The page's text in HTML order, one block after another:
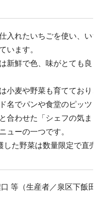
入れたいちごを使い、い
います。
新鮮で色、味がとても良
小麦や野菜も育てており
名でパンや食堂のピッツ
合わせた「シェフの気ま
ューの一つです。
した野菜は数量限定で直
等（生産者／泉区下飯田